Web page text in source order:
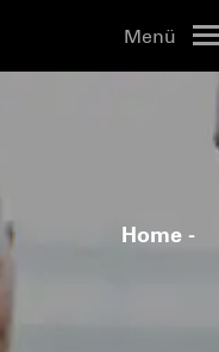
Menü
Home -